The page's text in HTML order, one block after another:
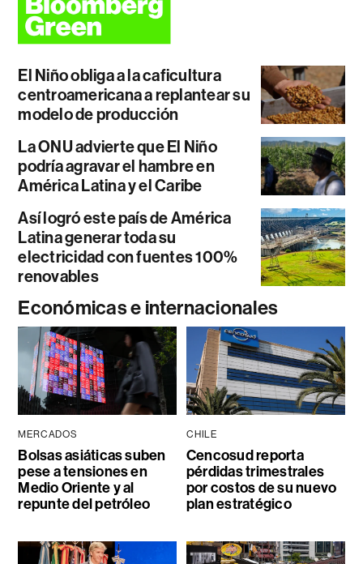
El Niño obliga a la caficultura
centroamericana a replantear su
modelo de producción
La ONU advierte que El Niño
podría agravar el hambre en
América Latina y el Caribe
Así logró este país de América
Latina generar toda su
electricidad con fuentes 100%
renovables
Económicas e internacionales
MERCADOS
Bolsas asiáticas suben
pese a tensiones en
Medio Oriente y al
repunte del petróleo
CHILE
Cencosud reporta
pérdidas trimestrales
por costos de su nuevo
plan estratégico